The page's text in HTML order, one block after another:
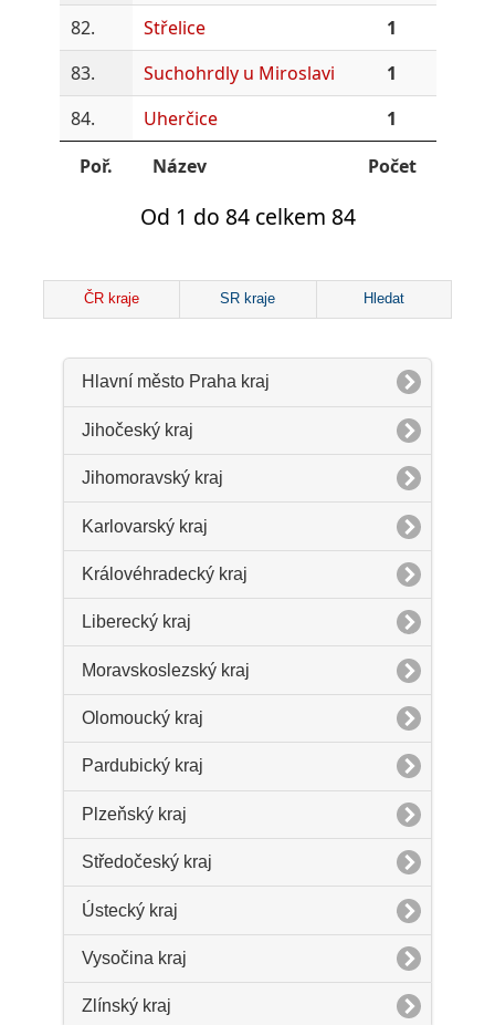
82.
Střelice
1
83.
Suchohrdly u Miroslavi
1
84.
Uherčice
1
Poř.
Název Počet
Od 1 do 84 celkem 84
ČR kraje SR kraje Hledat
Hlavní město Praha kraj
Jihočeský kraj
Jihomoravský kraj
Karlovarský kraj
Královéhradecký kraj
Liberecký kraj
Moravskoslezský kraj
Olomoucký kraj
Pardubický kraj
Plzeňský kraj
Středočeský kraj
Ústecký kraj
Vysočina kraj
Zlínský kraj